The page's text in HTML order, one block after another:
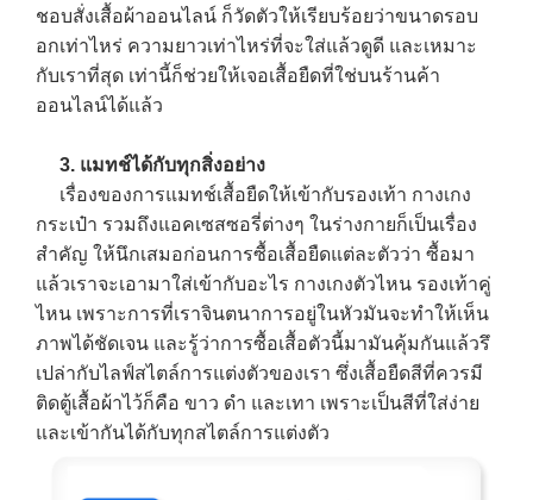
ชอบสั่งเสื้อผ้าออนไลน์ ก็วัดตัวให้เรียบร้อยว่าขนาดรอบ
อกเท่าไหร่ ความยาวเท่าไหร่ที่จะใส่แล้วดูดี และเหมาะ
กับเราที่สุด เท่านี้ก็ช่วยให้เจอเสื้อยืดที่ใช่บนร้านค้า
ออนไลน์ได้แล้ว
3. แมทช์ได้กับทุกสิ่งอย่าง
เรื่องของการแมทช์เสื้อยืดให้เข้ากับรองเท้า กางเกง
กระเป๋า รวมถึงแอคเซสซอรี่ต่างๆ ในร่างกายก็เป็นเรื่อง
สำคัญ ให้นึกเสมอก่อนการซื้อเสื้อยืดแต่ละตัวว่า ซื้อมา
แล้วเราจะเอามาใส่เข้ากับอะไร กางเกงตัวไหน รองเท้าคู่
ไหน เพราะการที่เราจินตนาการอยู่ในหัวมันจะทำให้เห็น
ภาพได้ชัดเจน และรู้ว่าการซื้อเสื้อตัวนี้มามันคุ้มกันแล้วรึ
เปล่ากับไลฟ์สไตล์การแต่งตัวของเรา ซึ่งเสื้อยืดสีที่ควรมี
ติดตู้เสื้อผ้าไว้ก็คือ ขาว ดำ และเทา เพราะเป็นสีที่ใส่ง่าย
และเข้ากันได้กับทุกสไตล์การแต่งตัว